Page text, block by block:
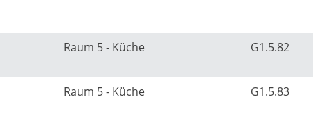
Raum 5 - Küche G1.5.82
Raum 5 - Küche G1.5.83